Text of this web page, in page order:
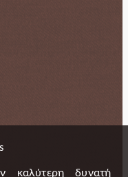
καλύτερη δυνατή